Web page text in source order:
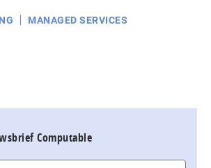
MANAGED SERVICES
Computable